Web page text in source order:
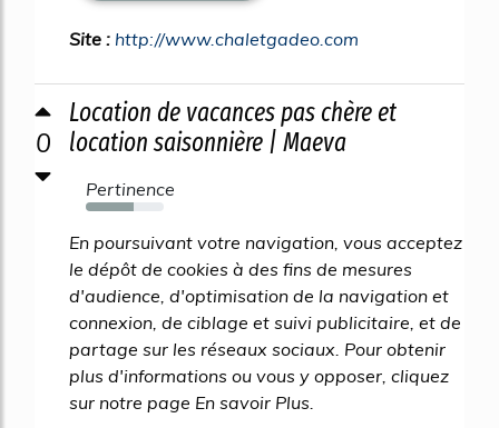
Site : http://www.chaletgadeo.com
0
Location de vacances pas chère et
location saisonnière | Maeva
Pertinence
62%
En poursuivant votre navigation, vous acceptez
le dépôt de cookies à des fins de mesures
d'audience, d'optimisation de la navigation et
connexion, de ciblage et suivi publicitaire, et de
partage sur les réseaux sociaux. Pour obtenir
plus d'informations ou vous y opposer, cliquez
sur notre page En savoir Plus.